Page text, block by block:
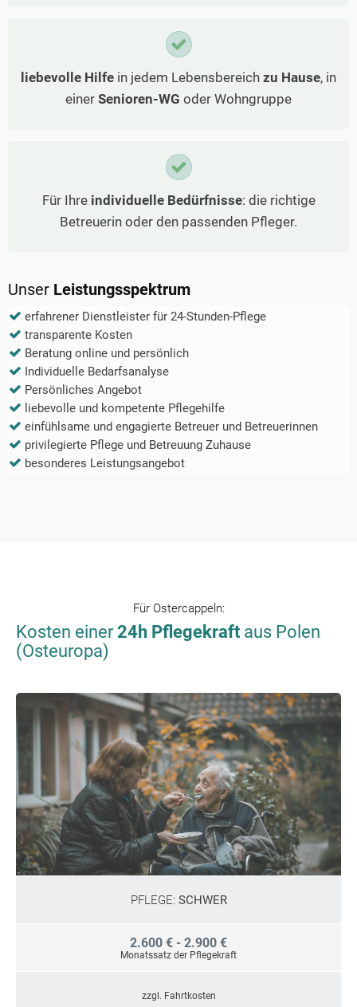
liebevolle Hilfe in jedem Lebensbereich zu Hause, in
einer Senioren-WG oder Wohngruppe
Für Ihre individuelle Bedürfnisse: die richtige
Betreuerin oder den passenden Pfleger.
Unser Leistungsspektrum
erfahrener Dienstleister für 24-Stunden-Pflege
transparente Kosten
Beratung online und persönlich
Individuelle Bedarfsanalyse
Persönliches Angebot
liebevolle und kompetente Pflegehilfe
einfühlsame und engagierte Betreuer und Betreuerinnen
privilegierte Pflege und Betreuung Zuhause
besonderes Leistungsangebot
Für Ostercappeln:
Kosten einer24h Pflegekraft aus Polen
(Osteuropa)
PFLEGE: SCHWER
2.600 € - 2.900 €
Monatssatz der Pflegekraft
zzgl. Fahrtkosten